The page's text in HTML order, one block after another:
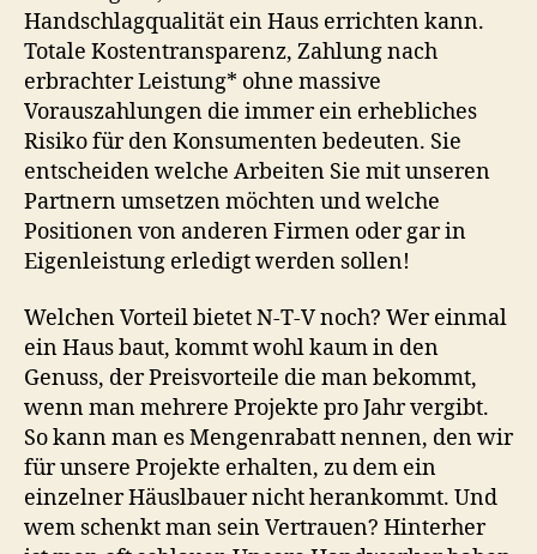
Handschlagqualität ein Haus errichten kann.
Totale Kostentransparenz, Zahlung nach
erbrachter Leistung* ohne massive
Vorauszahlungen die immer ein erhebliches
Risiko für den Konsumenten bedeuten. Sie
entscheiden welche Arbeiten Sie mit unseren
Partnern umsetzen möchten und welche
Positionen von anderen Firmen oder gar in
Eigenleistung erledigt werden sollen!
Welchen Vorteil bietet N-T-V noch? Wer einmal
ein Haus baut, kommt wohl kaum in den
Genuss, der Preisvorteile die man bekommt,
wenn man mehrere Projekte pro Jahr vergibt.
So kann man es Mengenrabatt nennen, den wir
für unsere Projekte erhalten, zu dem ein
einzelner Häuslbauer nicht herankommt. Und
wem schenkt man sein Vertrauen? Hinterher